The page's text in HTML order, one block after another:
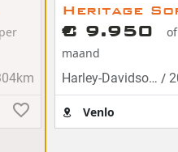
Heritage
FLSTCI
softail
€ 9.950
maand
Harley-Davidson HERITAGE SOFTAIL /
Venlo